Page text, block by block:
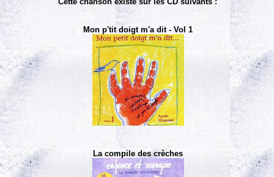
Mon p'tit doigt m'a dit - Vol 1
La compile des crèches